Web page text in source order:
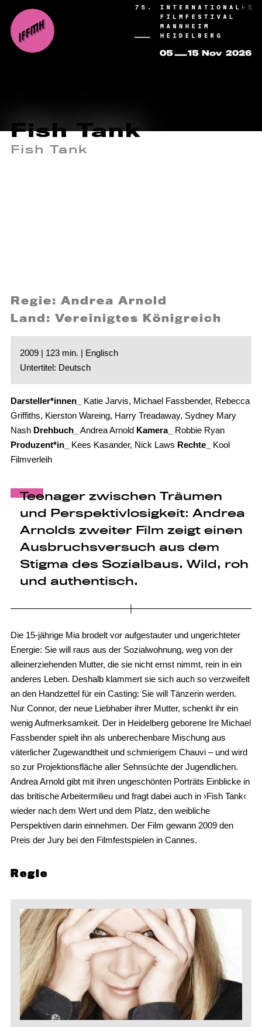
Fish Tank
Fish Tank
Regie: Andrea Arnold
Land: Vereinigtes Königreich
2009 | 123 min. | Englisch
Untertitel: Deutsch
Darsteller*innen_
Katie Jarvis, Michael Fassbender, Rebecca
Griffiths, Kierston Wareing, Harry Treadaway, Sydney Mary
Nash Drehbuch_ Andrea Arnold Kamera_
Robbie Ryan
Produzent*in_
Kees Kasander, Nick Laws Rechte_
Kool
Filmverleih
Teenager zwischen Träumen
und Perspektivlosigkeit: Andrea
Arnolds zweiter Film zeigt einen
Ausbruchsversuch aus dem
Stigma des Sozialbaus. Wild, roh
und authentisch.
Die 15-jährige Mia brodelt vor aufgestauter und ungerichteter
Energie: Sie will raus aus der Sozialwohnung, weg von der
alleinerziehenden Mutter, die sie nicht ernst nimmt, rein in ein
anderes Leben. Deshalb klammert sie sich auch so verzweifelt
an den Handzettel für ein Casting: Sie will Tänzerin werden.
Nur Connor, der neue Liebhaber ihrer Mutter, schenkt ihr ein
wenig Aufmerksamkeit. Der in Heidelberg geborene Ire Michael
Fassbender spielt ihn als unberechenbare Mischung aus
väterlicher Zugewandtheit und schmierigem Chauvi – und wird
so zur Projektionsfläche aller Sehnsüchte der Jugendlichen.
Andrea Arnold gibt mit ihren ungeschönten Porträts Einblicke in
das britische Arbeitermilieu und fragt dabei auch in ›Fish Tank‹
wieder nach dem Wert und dem Platz, den weibliche
Perspektiven darin einnehmen. Der Film gewann 2009 den
Preis der Jury bei den Filmfestspielen in Cannes.
Regie